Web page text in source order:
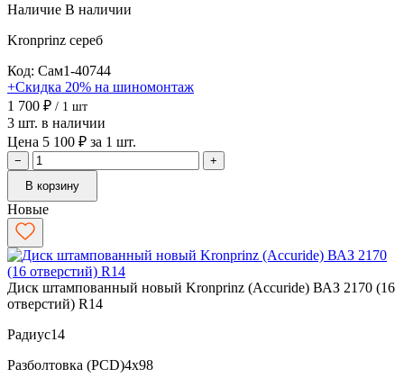
Наличие В наличии
Kronprinz сереб
Код: Сам1-40744
+Скидка 20% на шиномонтаж
1 700 ₽ / 1 шт
3 шт. в наличии
Цена 5 100 ₽ за 1 шт.
−
+
В корзину
Новые
Диск штампованный новый Kronprinz (Accuride) ВАЗ 2170 (16
отверстий) R14
Радиус14
Разболтовка (PCD)4x98